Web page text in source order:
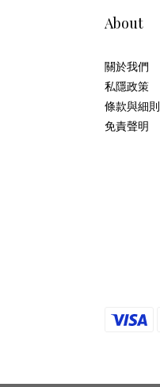
About
關於我們
私隱政策
條款與細則
免責聲明